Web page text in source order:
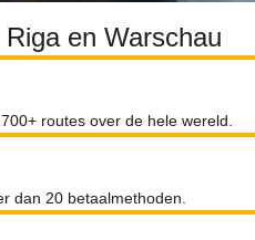
en Warschau
routes over de hele wereld.
dan 20 betaalmethoden.